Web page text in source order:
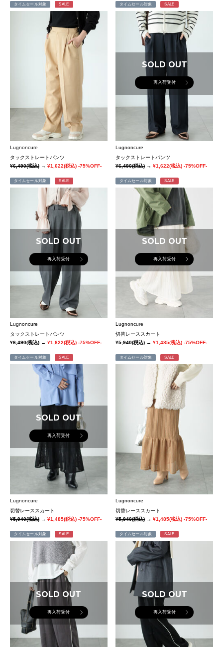
タイムセール対象 SALE
Lugnoncure
タックストレートパンツ
¥6,490(税込) → ¥1,622(税込) -75%OFF-
タイムセール対象 SALE
SOLD OUT
再入荷受付
Lugnoncure
タックストレートパンツ
¥6,490(税込)→¥1,622(税込) -75%OFF-
タイムセール対象 SALE
SOLD OUT
再入荷受付
Lugnoncure
タックストレートパンツ
¥6,490(税込) → ¥1,622(税込) -75%OFF-
タイムセール対象 SALE
SOLD OUT
再入荷受付
Lugnoncure
切替レーススカート
¥5,940(税込)→¥1,485(税込) -75%OFF-
タイムセール対象 SALE
SOLD OUT
再入荷受付
Lugnoncure
切替レーススカート
¥5,940(税込) → ¥1,485(税込) -75%OFF-
タイムセール対象 SALE
Lugnoncure
切替レーススカート
¥5,940(税込)→¥1,485(税込) -75%OFF-
タイムセール対象 SALE
SOLD OUT
再入荷受付
タイムセール対象 SALE
SOLD OUT
再入荷受付